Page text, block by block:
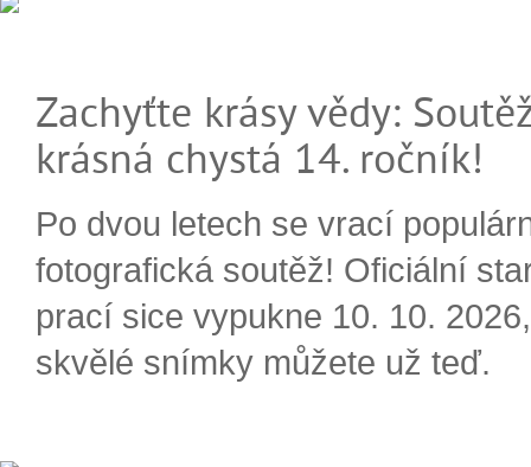
Zachyťte krásy vědy:
krásná chystá 14. ročník!
Po dvou letech se vrací
fotografická soutěž! Oficiální
prací sice vypukne 10. 10.
skvělé snímky můžete už teď.